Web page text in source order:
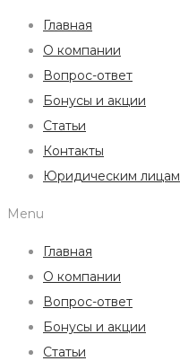
Главная
О компании
Вопрос-ответ
Бонусы и акции
Статьи
Контакты
Юридическим лицам
Menu
Главная
О компании
Вопрос-ответ
Бонусы и акции
Статьи